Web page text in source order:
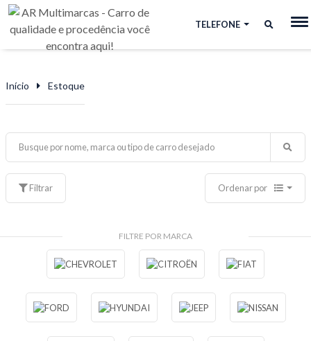
TELEFONE
Início Estoque
Filtrar Ordenar por
FILTRE POR MARCA